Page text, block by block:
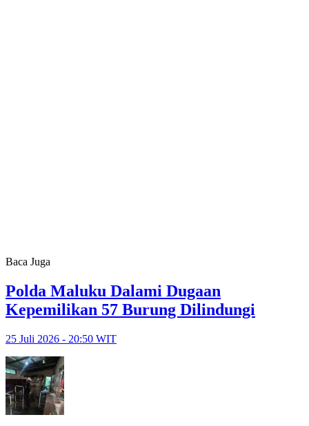
Baca Juga
Polda Maluku Dalami Dugaan
Kepemilikan 57 Burung Dilindungi
25 Juli 2026 - 20:50 WIT